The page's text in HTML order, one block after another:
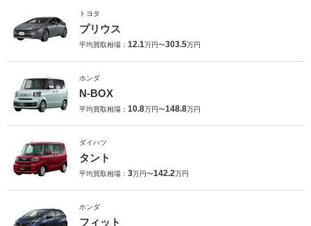
トヨタ
プリウス
平均買取相場： 12.1万円〜303.5万円
ホンダ
N-BOX
平均買取相場： 10.8万円〜148.8万円
ダイハツ
タント
平均買取相場： 3万円〜142.2万円
ホンダ
フィット